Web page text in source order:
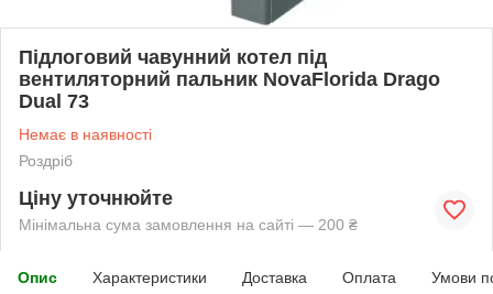
Підлоговий чавунний котел під
вентиляторний пальник NovaFlorida Drago
Dual 73
Немає в наявності
Роздріб
Ціну уточнюйте
Мінімальна сума замовлення на сайті — 200 ₴
Опис Характеристики Доставка Оплата Умови